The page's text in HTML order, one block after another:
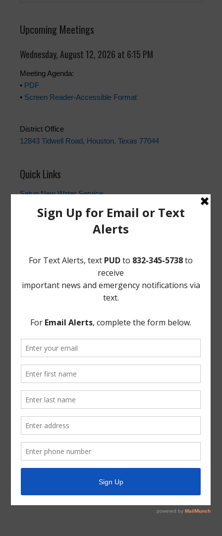
Upcoming Meetings
Wednesday, August 12, 2026 at 6:15 PM
Meeting Agenda:
• PDF
• Screen Reader-Accessible Format
District Office
12843 Tidwell Road, Houston, Texas 77044
Quick Links
Setup New Water Service
Pay Water Bill
Landowner's Bill of Rights
TCEQ
Useful Hurricane Harvey Recovery Resources
General
Parks and Recreation
Trash
ADA Notice
website accessibility, or to request the provided